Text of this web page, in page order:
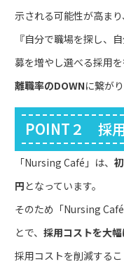
示される可能性が高ま
『自分で職場を探し、
募を増やし選べる採用を
離職率のDOWNに繋がり
POINT２ 採
「Nursing Café」は、
円となっています。
そのため「Nursing
とで、採用コストを大
採用コストを削減する